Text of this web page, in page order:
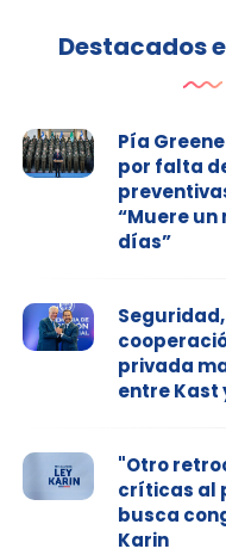
Destacados
Pía
por falta
“Muere un
días”
privada
entre Kast
"Otro
críticas al
busca
Karin